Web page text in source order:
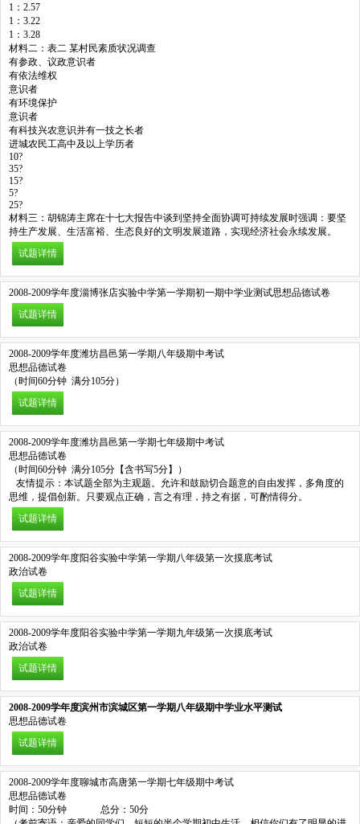
1：2.57
1：3.22
1：3.28
材料二：表二 某村民素质状况调查
有参政、议政意识者
有依法维权
意识者
有环境保护
意识者
有科技兴农意识并有一技之长者
进城农民工高中及以上学历者
10?
35?
15?
5?
25?
材料三：胡锦涛主席在十七大报告中谈到坚持全面协调可持续发展时强调：要坚
持生产发展、生活富裕、生态良好的文明发展道路，实现经济社会永续发展。
试题详情
2008-2009学年度淄博张店实验中学第一学期初一期中学业测试思想品德试卷
试题详情
2008-2009学年度潍坊昌邑第一学期八年级期中考试
思想品德试卷
（时间60分钟 满分105分）
试题详情
2008-2009学年度潍坊昌邑第一学期七年级期中考试
思想品德试卷
（时间60分钟 满分105分【含书写5分】）
友情提示：本试题全部为主观题。允许和鼓励切合题意的自由发挥，多角度的
思维，提倡创新。只要观点正确，言之有理，持之有据，可酌情得分。
试题详情
2008-2009学年度阳谷实验中学第一学期八年级第一次摸底考试
政治试卷
试题详情
2008-2009学年度阳谷实验中学第一学期九年级第一次摸底考试
政治试卷
试题详情
2008-2009学年度滨州市滨城区第一学期八年级期中学业水平测试
思想品德试卷
试题详情
2008-2009学年度聊城市高唐第一学期七年级期中考试
思想品德试卷
时间：50分钟 总分：50分